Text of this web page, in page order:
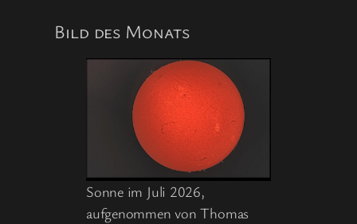
2026
Bild des Monats
Sonne im Juli 2026,
aufgenommen von Thomas